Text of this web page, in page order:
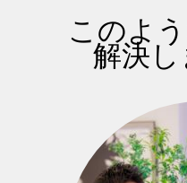
このよ
解決